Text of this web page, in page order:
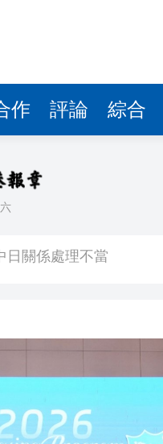
作 評論 綜合
場 親切揮手力挺兒子
19屆合唱節在中山啟幕
譯合唱音色密碼